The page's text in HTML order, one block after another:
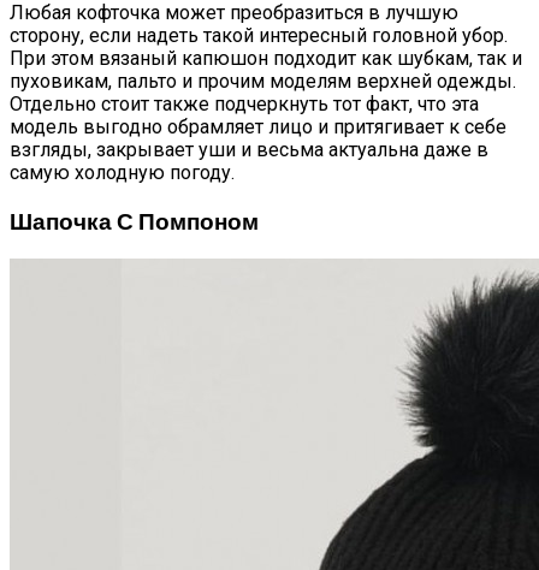
Любая кофточка может преобразиться в лучшую
сторону, если надеть такой интересный головной убор.
При этом вязаный капюшон подходит как шубкам, так и
пуховикам, пальто и прочим моделям верхней одежды.
Отдельно стоит также подчеркнуть тот факт, что эта
модель выгодно обрамляет лицо и притягивает к себе
взгляды, закрывает уши и весьма актуальна даже в
самую холодную погоду.
Шапочка С Помпоном